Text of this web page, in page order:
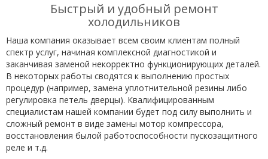
Быстрый и удобный ремонт
холодильников
Наша компания оказывает всем своим клиентам полный
спектр услуг, начиная комплексной диагностикой и
заканчивая заменой некорректно функционирующих деталей.
В некоторых работы сводятся к выполнению простых
процедур (например, замена уплотнительной резины либо
регулировка петель дверцы). Квалифицированным
специалистам нашей компании будет под силу выполнить и
сложный ремонт в виде замены мотор компрессора,
восстановления былой работоспособности пускозащитного
реле и т.д.